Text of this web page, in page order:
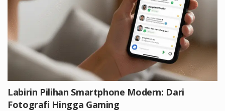
Labirin Pilihan Smartphone Modern: Dari
Fotografi Hingga Gaming